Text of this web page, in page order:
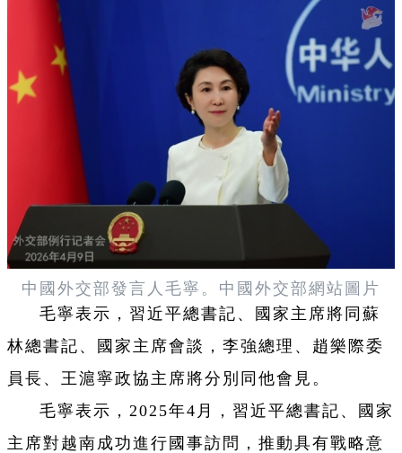
中國外交部發言人毛寧。 中國外交部網站圖片
毛寧表示，習近平總書記、國家主席將同蘇
林總書記、國家主席會談，李強總理、趙樂際委
員長、王滬寧政協主席將分別同他會見。
毛寧表示，2025年4月，習近平總書記、國家
主席對越南成功進行國事訪問，推動具有戰略意